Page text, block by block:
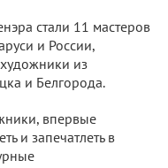
стали 11 мастеров
и России,
из
и Белгорода.
впервые
и запечатлеть в